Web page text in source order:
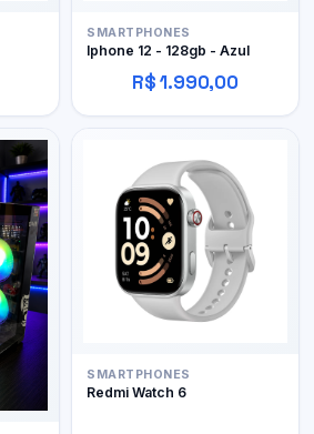
SMARTPHONES
Iphone 12 - 128gb - Azul
R$ 1.990,00
SMARTPHONES
Redmi Watch 6